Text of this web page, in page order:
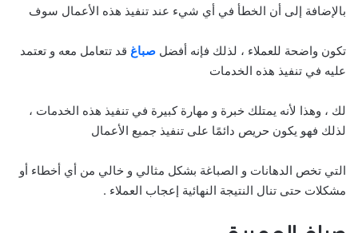
بالإضافة إلى أن الخطأ في أي شيء عند تنفيذ هذه الأعمال سوف
تكون واضحة للعملاء ، لذلك فإنه أفضل صباغ قد تتعامل معه و تعتمد
عليه في تنفيذ هذه الخدمات
لك ، وهذا لأنه يمتلك خبرة و مهارة كبيرة في تنفيذ هذه الخدمات ،
لذلك فهو يكون حريص دائمًا على تنفيذ جميع الأعمال
التي تخص الدهانات و الصباغة بشكل مثالي و خالي من أي أخطاء أو
مشكلات حتى تنال النتيجة النهائية إعجاب العملاء .